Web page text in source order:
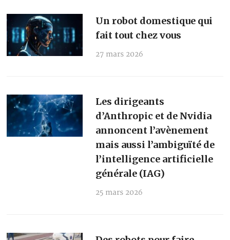
Un robot domestique qui
fait tout chez vous
27 mars 2026
Les dirigeants
d’Anthropic et de Nvidia
annoncent l’avènement
mais aussi l’ambiguïté de
l’intelligence artificielle
générale (IAG)
25 mars 2026